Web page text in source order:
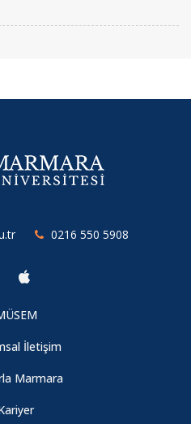
0216 550 5908
İletişim
Marmara